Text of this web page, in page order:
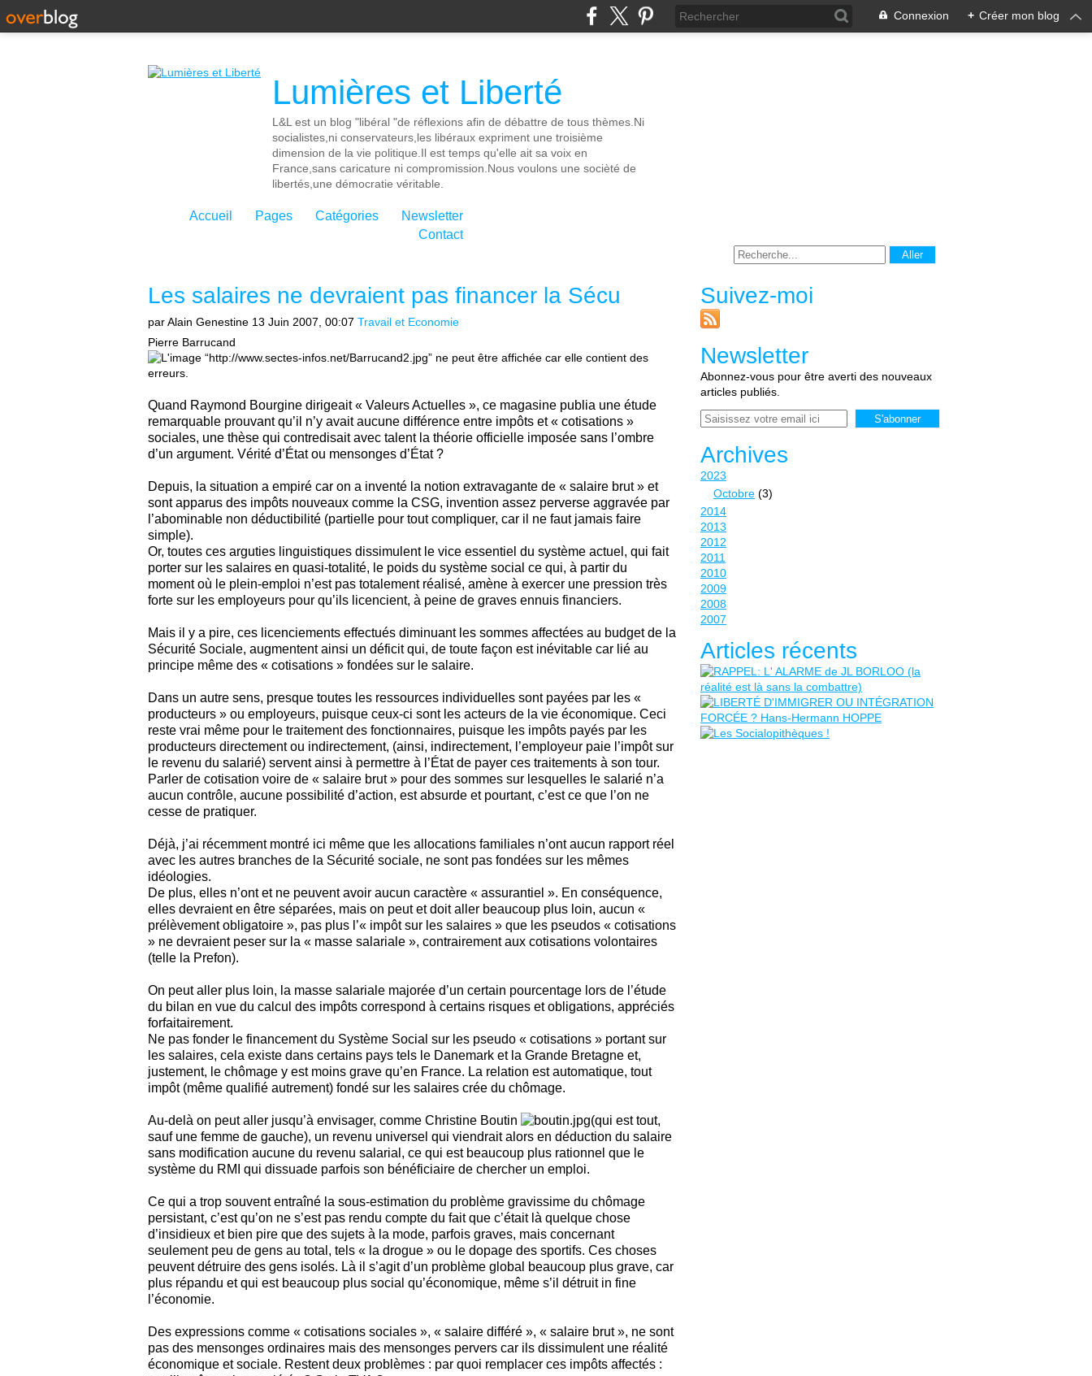
Connexion + Créer mon blog
Lumières et Liberté
L&L est un blog "libéral "de réflexions afin de débattre de tous thèmes.Ni
socialistes,ni conservateurs,les libéraux expriment une troisième
dimension de la vie politique.Il est temps qu'elle ait sa voix en
France,sans caricature ni compromission.Nous voulons une socièté de
libertés,une démocratie véritable.
Accueil Pages Catégories
Newsletter
Contact
Les salaires ne devraient pas financer la Sécu
par Alain Genestine 13 Juin 2007, 00:07 Travail et Economie
Pierre Barrucand
Quand Raymond Bourgine dirigeait « Valeurs Actuelles », ce magasine publia une étude
remarquable prouvant qu’il n’y avait aucune différence entre impôts et « cotisations »
sociales, une thèse qui contredisait avec talent la théorie officielle imposée sans l’ombre
d’un argument. Vérité d’État ou mensonges d’État ?
Depuis, la situation a empiré car on a inventé la notion extravagante de « salaire brut » et
sont apparus des impôts nouveaux comme la CSG, invention assez perverse aggravée par
l’abominable non déductibilité (partielle pour tout compliquer, car il ne faut jamais faire
simple).
Or, toutes ces arguties linguistiques dissimulent le vice essentiel du système actuel, qui fait
porter sur les salaires en quasi-totalité, le poids du système social ce qui, à partir du
moment où le plein-emploi n’est pas totalement réalisé, amène à exercer une pression très
forte sur les employeurs pour qu’ils licencient, à peine de graves ennuis financiers.
Mais il y a pire, ces licenciements effectués diminuant les sommes affectées au budget de la
Sécurité Sociale, augmentent ainsi un déficit qui, de toute façon est inévitable car lié au
principe même des « cotisations » fondées sur le salaire.
Dans un autre sens, presque toutes les ressources individuelles sont payées par les «
producteurs » ou employeurs, puisque ceux-ci sont les acteurs de la vie économique. Ceci
reste vrai même pour le traitement des fonctionnaires, puisque les impôts payés par les
producteurs directement ou indirectement, (ainsi, indirectement, l’employeur paie l’impôt sur
le revenu du salarié) servent ainsi à permettre à l’État de payer ces traitements à son tour.
Parler de cotisation voire de « salaire brut » pour des sommes sur lesquelles le salarié n’a
aucun contrôle, aucune possibilité d’action, est absurde et pourtant, c’est ce que l’on ne
cesse de pratiquer.
Déjà, j’ai récemment montré ici même que les allocations familiales n’ont aucun rapport réel
avec les autres branches de la Sécurité sociale, ne sont pas fondées sur les mêmes
idéologies.
De plus, elles n’ont et ne peuvent avoir aucun caractère « assurantiel ». En conséquence,
elles devraient en être séparées, mais on peut et doit aller beaucoup plus loin, aucun «
prélèvement obligatoire », pas plus l’« impôt sur les salaires » que les pseudos « cotisations
» ne devraient peser sur la « masse salariale », contrairement aux cotisations volontaires
(telle la Prefon).
On peut aller plus loin, la masse salariale majorée d’un certain pourcentage lors de l’étude
du bilan en vue du calcul des impôts correspond à certains risques et obligations, appréciés
forfaitairement.
Ne pas fonder le financement du Système Social sur les pseudo « cotisations » portant sur
les salaires, cela existe dans certains pays tels le Danemark et la Grande Bretagne et,
justement, le chômage y est moins grave qu’en France. La relation est automatique, tout
impôt (même qualifié autrement) fondé sur les salaires crée du chômage.
Au-delà on peut aller jusqu’à envisager, comme Christine Boutin
(qui est tout,
sauf une femme de gauche), un revenu universel qui viendrait alors en déduction du salaire
sans modification aucune du revenu salarial, ce qui est beaucoup plus rationnel que le
système du RMI qui dissuade parfois son bénéficiaire de chercher un emploi.
Ce qui a trop souvent entraîné la sous-estimation du problème gravissime du chômage
persistant, c’est qu’on ne s’est pas rendu compte du fait que c’était là quelque chose
d’insidieux et bien pire que des sujets à la mode, parfois graves, mais concernant
seulement peu de gens au total, tels « la drogue » ou le dopage des sportifs. Ces choses
peuvent détruire des gens isolés. Là il s’agit d’un problème global beaucoup plus grave, car
plus répandu et qui est beaucoup plus social qu’économique, même s’il détruit in fine
l’économie.
Des expressions comme « cotisations sociales », « salaire différé », « salaire brut », ne sont
pas des mensonges ordinaires mais des mensonges pervers car ils dissimulent une réalité
économique et sociale. Restent deux problèmes : par quoi remplacer ces impôts affectés :
Suivez-moi
Newsletter
Abonnez-vous pour être averti des nouveaux
articles publiés.
Email
Archives
2023
Octobre (3)
2014
2013
2012
2011
2010
2009
2008
2007
Articles récents